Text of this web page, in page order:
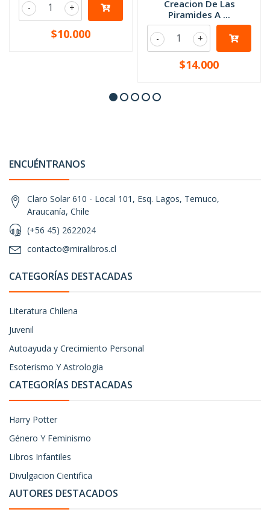
+
-
$10.000
Creacion De Las
Piramides A ...
+
-
$14.000
ENCUÉNTRANOS
Claro Solar 610 - Local 101, Esq. Lagos, Temuco,
Araucanía, Chile
(+56 45) 2622024
contacto@miralibros.cl
CATEGORÍAS DESTACADAS
Literatura Chilena
Juvenil
Autoayuda y Crecimiento Personal
Esoterismo Y Astrologia
CATEGORÍAS DESTACADAS
Harry Potter
Género Y Feminismo
Libros Infantiles
Divulgacion Cientifica
AUTORES DESTACADOS